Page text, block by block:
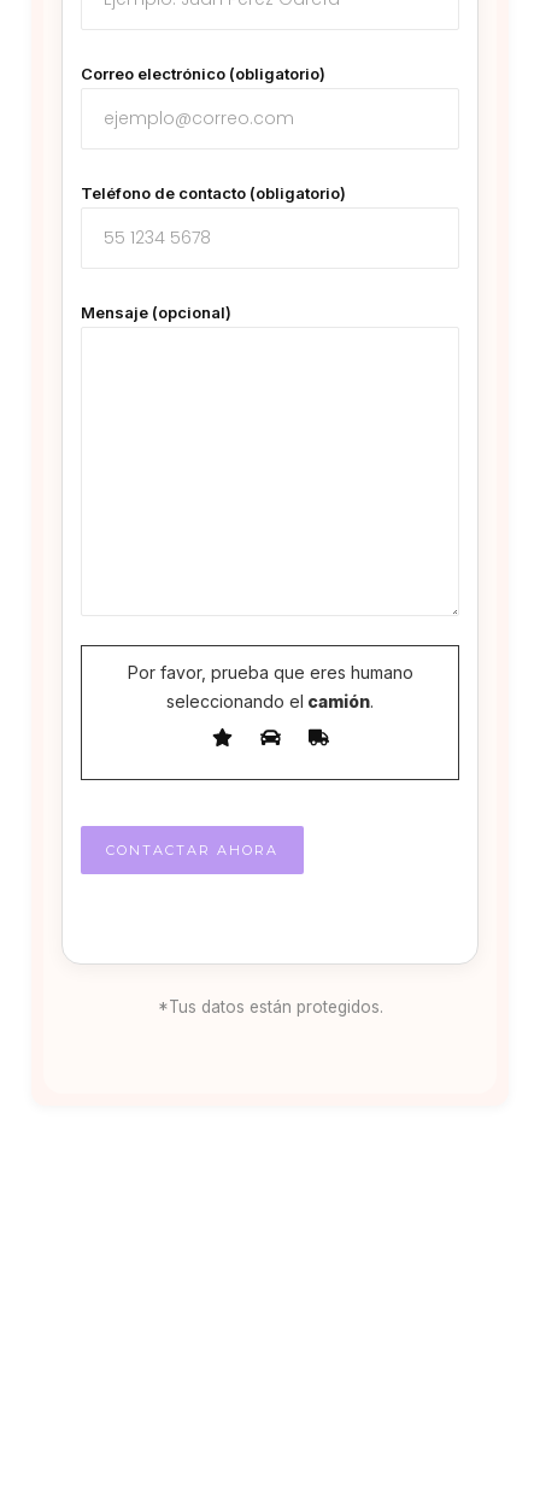
Correo electrónico (obligatorio)
Teléfono de contacto (obligatorio)
Mensaje (opcional)
Por favor, prueba que eres humano
seleccionando el camión.
*Tus datos están protegidos.